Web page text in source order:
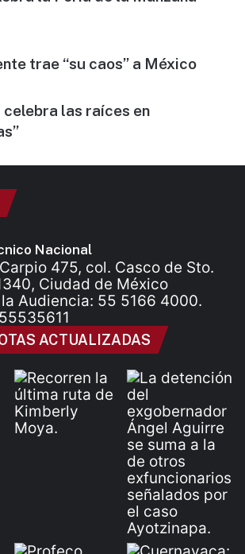
trae “su caos” a México
las raíces en
Nacional
475, col. Casco de Sto.
Ciudad de México
Audiencia: 55 5166 4000.
ACTUALIZADAS